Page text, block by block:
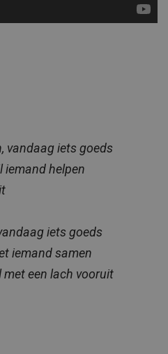
vandaag iets goeds
iemand helpen
iets goeds
iemand samen
met een lach vooruit